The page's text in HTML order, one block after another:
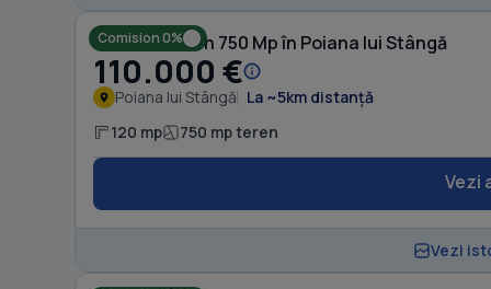
Comision 0%
Casă cu Teren 750 Mp în Poiana lui Stângă
110.000 €
Poiana lui Stângă La ~5km distanță
120 mp 750 mp teren
Vezi
Vezi